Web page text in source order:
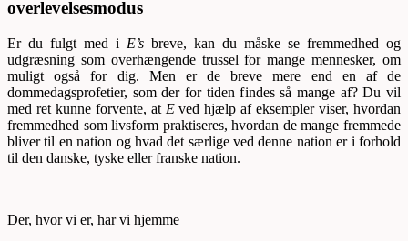
overlevelsesmodus
Er du fulgt med i E’s breve, kan du måske se fremmedhed og
udgræsning som overhængende trussel for mange mennesker, om
muligt også for dig. Men er de breve mere end en af de
dommedagsprofetier, som der for tiden findes så mange af? Du vil
med ret kunne forvente, at Eved hjælp af eksempler viser, hvordan
fremmedhed som livsform praktiseres, hvordan de mange fremmede
bliver til en nation og hvad det særlige ved denne nation er i forhold
til den danske, tyske eller franske nation.
Der, hvor vi er, har vi hjemme